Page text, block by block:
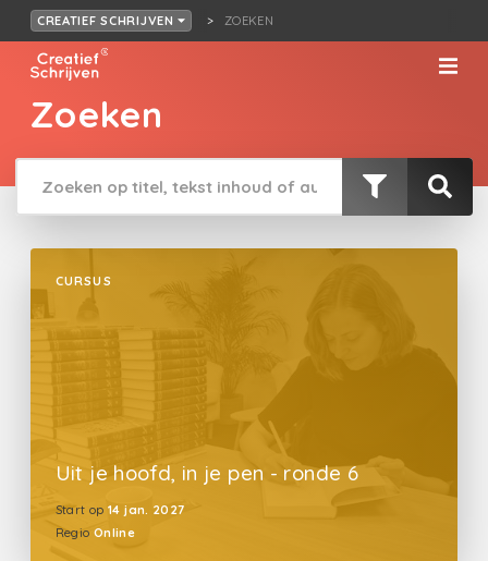
CREATIEF SCHRIJVEN ZOEKEN
Zoeken
CURSUS
Uit je hoofd, in je pen - ronde 6
Start op 14 jan. 2027
Regio Online